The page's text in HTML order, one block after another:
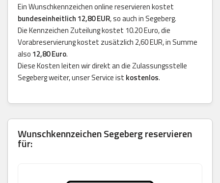
Ein Wunschkennzeichen online reservieren kostet
bundeseinheitlich 12,80 EUR, so auch in Segeberg.
Die Kennzeichen Zuteilung kostet 10.20 Euro, die
Vorabreservierung kostet zusätzlich 2,60 EUR, in Summe
also 12,80 Euro.
Diese Kosten leiten wir direkt an die Zulassungsstelle
Segeberg weiter, unser Service ist kostenlos.
Wunschkennzeichen Segeberg reservieren
für: